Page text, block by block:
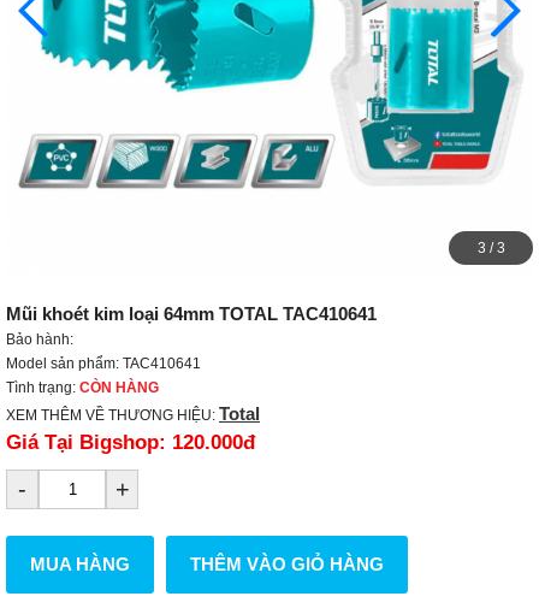
3 /3
Mũi khoét kim loại 64mm TOTAL TAC410641
Bảo hành:
Model sản phẩm: TAC410641
Tình trạng: CÒN HÀNG
XEM THÊM VỀ THƯƠNG HIỆU: Total
Giá Tại Bigshop: 120.000đ
- +
MUA HÀNG THÊM VÀO GIỎ HÀNG